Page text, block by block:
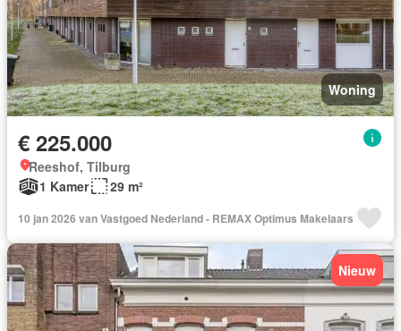
Woning
€ 225.000
Reeshof, Tilburg
1 Kamer
29 m²
10 jan 2026 van Vastgoed Nederland - REMAX Optimus Makelaars
Nieuw